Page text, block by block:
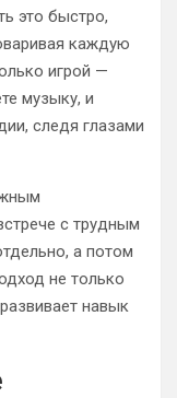
это быстро,
каждую
игрой —
музыку, и
следя глазами
с трудным
а потом
не только
навык